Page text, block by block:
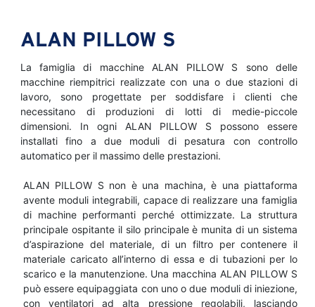
ALAN PILLOW S
La famiglia di macchine ALAN PILLOW S sono delle
macchine riempitrici realizzate con una o due stazioni di
lavoro, sono progettate per soddisfare i clienti che
necessitano di produzioni di lotti di medie-piccole
dimensioni. In ogni ALAN PILLOW S possono essere
installati fino a due moduli di pesatura con controllo
automatico per il massimo delle prestazioni.
ALAN PILLOW S non è una machina, è una piattaforma
avente moduli integrabili, capace di realizzare una famiglia
di machine performanti perché ottimizzate. La struttura
principale ospitante il silo principale è munita di un sistema
d’aspirazione del materiale, di un filtro per contenere il
materiale caricato all’interno di essa e di tubazioni per lo
scarico e la manutenzione. Una macchina ALAN PILLOW S
può essere equipaggiata con uno o due moduli di iniezione,
con ventilatori ad alta pressione regolabili, lasciando